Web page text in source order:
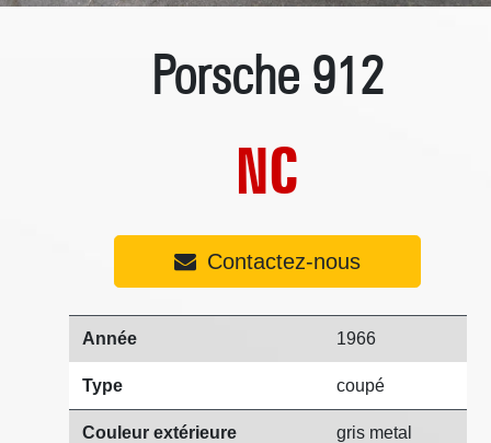
Porsche 912
NC
Contactez-nous
Année 1966
Type coupé
Couleur extérieure gris metal